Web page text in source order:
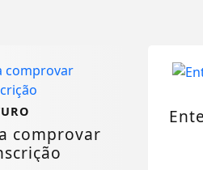
comprovar